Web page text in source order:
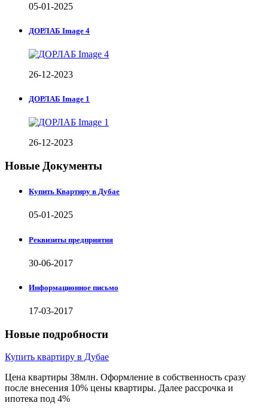
05-01-2025
ДОРЛАБ Image 4
26-12-2023
ДОРЛАБ Image 1
26-12-2023
Новые Документы
Купить Квартиру в Дубае
05-01-2025
Реквизиты предприятия
30-06-2017
Информационное письмо
17-03-2017
Новые подробности
Купить квартиру в Дубае
Цена квартиры 38млн. Оформление в собственность сразу
после внесения 10% цены квартиры. Далее рассрочка и
ипотека под 4%